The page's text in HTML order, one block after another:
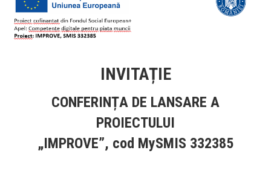
INVITAȚIE
CONFERINȚA DE LANSARE A
PROIECTULUI
„IMPROVE”, cod MySMIS 332385